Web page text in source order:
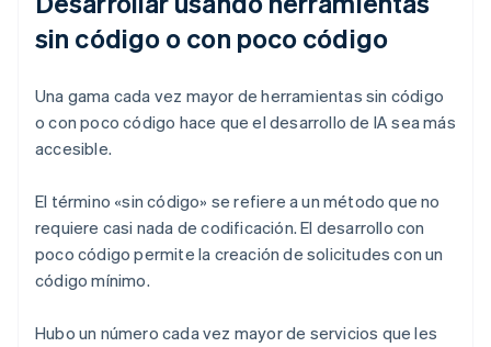
sin código o con poco código
Una gama cada vez mayor de herramientas sin código
o con poco código hace que el desarrollo de IA sea más
accesible.
El término «sin código» se refiere a un método que no
requiere casi nada de codificación. El desarrollo con
poco código permite la creación de solicitudes con un
código mínimo.
Hubo un número cada vez mayor de servicios que les